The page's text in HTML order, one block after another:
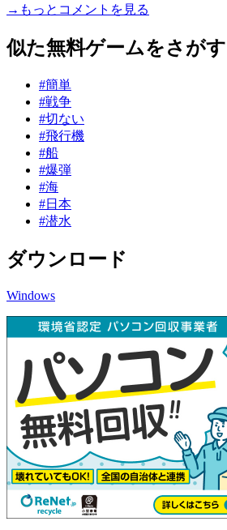
→もっとコメントを見る
似た無料ゲームをさがす
#簡単
#戦争
#切ない
#飛行機
#船
#爆弾
#海
#日本
#潜水
ダウンロード
Windows